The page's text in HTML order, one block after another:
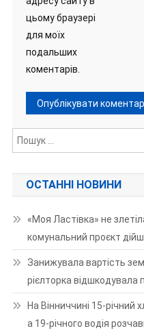
цьому браузері
для моїх
подальших
коментарів.
ОСТАННІ НОВИНИ
«Моя Ластівка» не
комунальний проєкт
Занижувала вартість
рієлторка відшкодувала
На Вінниччині 15-річний
а 19-річного водія